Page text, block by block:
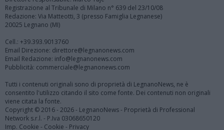
Registrazione al Tribunale di Milano n° 639 del 23/10/08
Redazione: Via Matteotti, 3 (presso Famiglia Legnanese)
20025 Legnano (MI)
Cell.: +39.393.9013760
Email Direzione: direttore@legnanonews.com
Email Redazione: info@legnanonews.com
Pubblicità: commerciale@legnanonews.com
Tutti i contenuti originali sono di proprietà di LegnanoNews, ne è
consentito l'utilizzo citando il sito come fonte. Dei contenuti non originali
viene citata la fonte.
Copyright © 2016 - 2026 - LegnanoNews - Proprietà di Professional
Network s.r.l. - P.Iva 03068650120
Imp. Cookie - Cookie - Privacy